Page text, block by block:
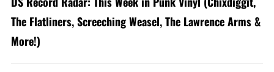
The Flatliners, Screeching Weasel, The Lawrence Arms &
More!)